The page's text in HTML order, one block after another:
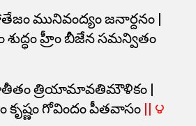
మునివంద్యం జనార్దనం |
శుద్ధం హ్రీం బీజేన సమన్వితం
త్రియామావతిమౌళికం |
గోవిందం పీతవాసం || ౪